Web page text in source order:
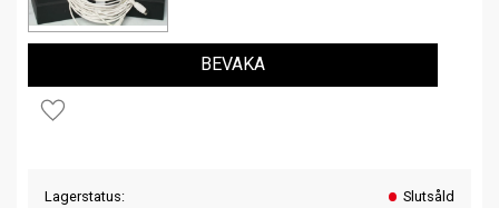
Lägg till i favoriter
BEVAKA
Lagerstatus
Slutsåld